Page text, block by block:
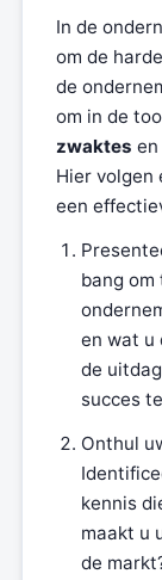
In de
om de
de
om in de
zwaktes en
Hier volgen
een
bang
en wat u
de
succes
Onthul
kennis
maakt u
de